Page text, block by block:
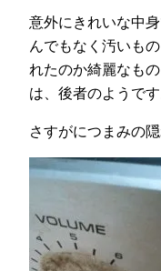
意外にきれいな中
んでもなく汚いも
れたのか綺麗なも
は、後者のようです
さすがにつまみの